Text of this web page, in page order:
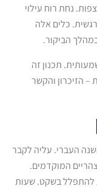
נחת רוח עילוי
כלים אלה
הביקור.
תכנון זה
והקשר
העברי. עליה לקבר
המוקדמים.
להתפלל בשקט. שעות